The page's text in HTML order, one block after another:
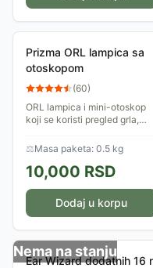
Prizma ORL lampica sa
otoskopom
(60)
ORL lampica i mini-otoskop
koji se koristi pregled grla,
Dizajniran poput olovke
uključuje se pritiskom
prekidača koji...
⚖Masa paketa: 0.5 kg
10,000 RSD
Dodaj u korpu
Nema na stanju
Ear Wizard dodatnih 16